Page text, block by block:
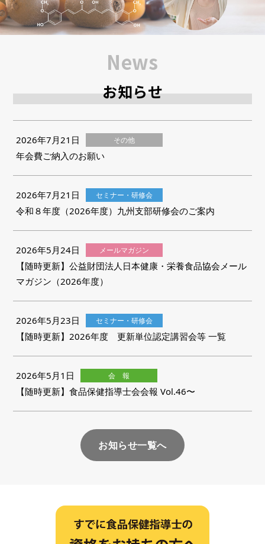
News
お知らせ
2026年7月21日 その他
年会費ご納入のお願い
2026年7月21日 セミナー・研修会
令和８年度（2026年度）九州支部研修会のご案内
2026年5月24日 メールマガジン
【随時更新】公益財団法人日本健康・栄養食品協会メール
マガジン（2026年度）
2026年5月23日 セミナー・研修会
【随時更新】2026年度 更新単位認定講習会等 一覧
2026年5月1日 会 報
【随時更新】食品保健指導士会会報 Vol.46〜
お知らせ一覧へ